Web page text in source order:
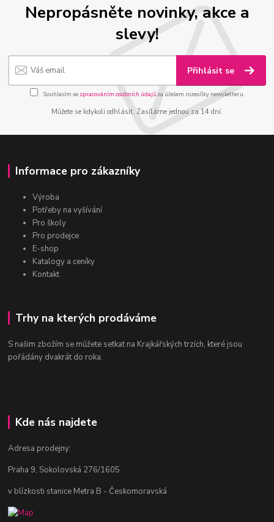
Nepropásněte novinky, akce a
slevy!
Přihlásit se
Souhlasím se zpracováním osobních údajůza účelem rozesílky newsletteru.
Můžete se kdykoli odhlásit. Zasíláme jednou za 14 dní.
Informace pro zákazníky
Výroba
Potřeby na vyšívání
Pro školy
Pro prodejce
E-shop
Katalogy a ceníky
Kontakt
Trhy na kterých prodáváme
S našim zbožím se můžete setkat na Krajkářských trzích, které jsou
pořádány dvakrát do roka.
Kde nás najdete
Adresa prodejny:
Praha 9, Sokolovská 276/1605
v blízkosti stanice Metra B - Českomoravská